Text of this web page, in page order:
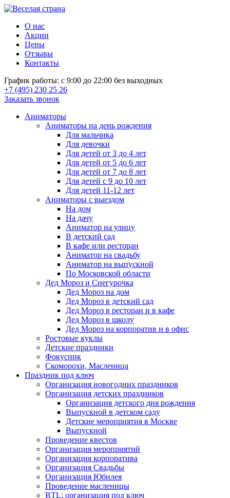
О нас
Акции
Цены
Отзывы
Контакты
График работы: с 9:00 до 22:00 без выходных
+7 (495) 230 25 26
Заказать звонок
Аниматоры
Аниматоры на день рождения
Для мальчика
Для девочки
Для детей от 3 до 4 лет
Для детей от 5 до 6 лет
Для детей от 7 до 8 лет
Для детей с 9 до 10 лет
Для детей 11-12 лет
Аниматоры с выездом
На дом
На дачу
Аниматор на улицу
В детский сад
В кафе или ресторан
Аниматор на свадьбу
Аниматор на выпускной
По Московской области
Дед Мороз и Снегурочка
Дед Мороз на дом
Дед Мороз в детский сад
Дед Мороз в ресторан и в кафе
Дед Мороз в школу
Дед Мороз на корпоратив и в офис
Ростовые куклы
Детские праздники
Фокусник
Скоморохи, Масленица
Праздник под ключ
Организация новогодних праздников
Организация детских праздников
Организация детского дня рождения
Выпускной в детском саду
Детские мероприятия в Москве
Выпускной
Проведение квестов
Организация мероприятий
Организация корпоратива
Организация Свадьбы
Организация Юбилея
Проведение масленицы
BTL: организация под ключ